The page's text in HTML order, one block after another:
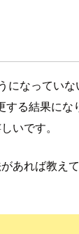
になってい
する結果に
いです。
あれば教え